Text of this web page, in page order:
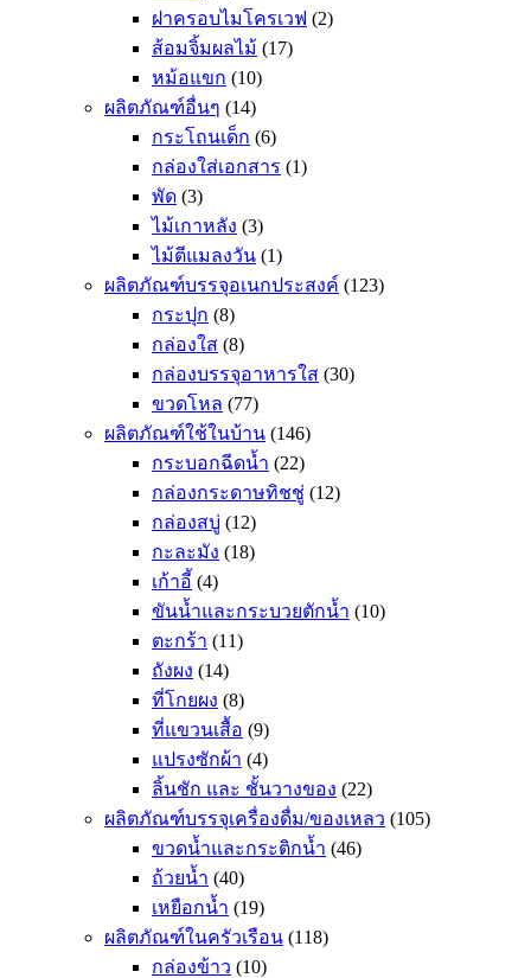
ฝาครอบไมโครเวฟ (2)
ส้อมจิ้มผลไม้ (17)
หม้อแขก (10)
ผลิตภัณฑ์อื่นๆ (14)
กระโถนเด็ก (6)
กล่องใส่เอกสาร (1)
พัด (3)
ไม้เกาหลัง (3)
ไม้ตีแมลงวัน (1)
ผลิตภัณฑ์บรรจุอเนกประสงค์ (123)
กระปุก (8)
กล่องใส (8)
กล่องบรรจุอาหารใส (30)
ขวดโหล (77)
ผลิตภัณฑ์ใช้ในบ้าน (146)
กระบอกฉีดน้ำ (22)
กล่องกระดาษทิชชู่ (12)
กล่องสบู่ (12)
กะละมัง (18)
เก้าอี้ (4)
ขันน้ำและกระบวยตักน้ำ (10)
ตะกร้า (11)
ถังผง (14)
ที่โกยผง (8)
ที่แขวนเสื้อ (9)
แปรงซักผ้า (4)
ลิ้นชัก และ ชั้นวางของ (22)
ผลิตภัณฑ์บรรจุเครื่องดื่ม/ของเหลว (105)
ขวดน้ำและกระติกน้ำ (46)
ถ้วยน้ำ (40)
เหยือกน้ำ (19)
ผลิตภัณฑ์ในครัวเรือน (118)
กล่องข้าว (10)